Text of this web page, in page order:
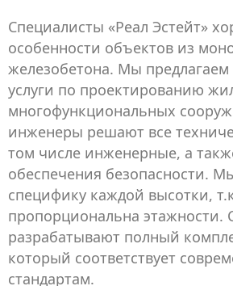
Специалисты «Реал Эстейт»
особенности объектов из
железобетона. Мы
услуги по проектированию
многофункциональных
инженеры решают все
том числе инженерные, а
обеспечения безопасности.
специфику каждой высотки,
пропорциональна этажности.
разрабатывают полный
который соответствует
стандартам.